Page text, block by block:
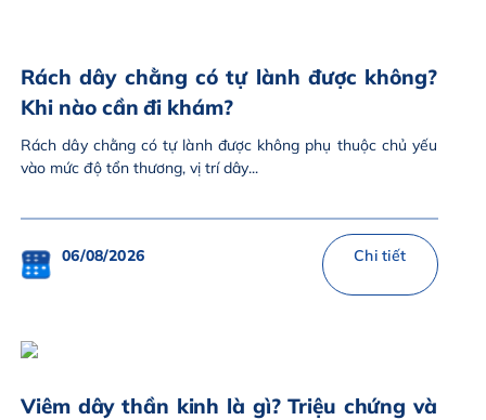
Rách dây chằng có tự lành được không?
Khi nào cần đi khám?
Rách dây chằng có tự lành được không phụ thuộc chủ yếu
vào mức độ tổn thương, vị trí dây...
06/08/2026 Chi tiết
Viêm dây thần kinh là gì? Triệu chứng và